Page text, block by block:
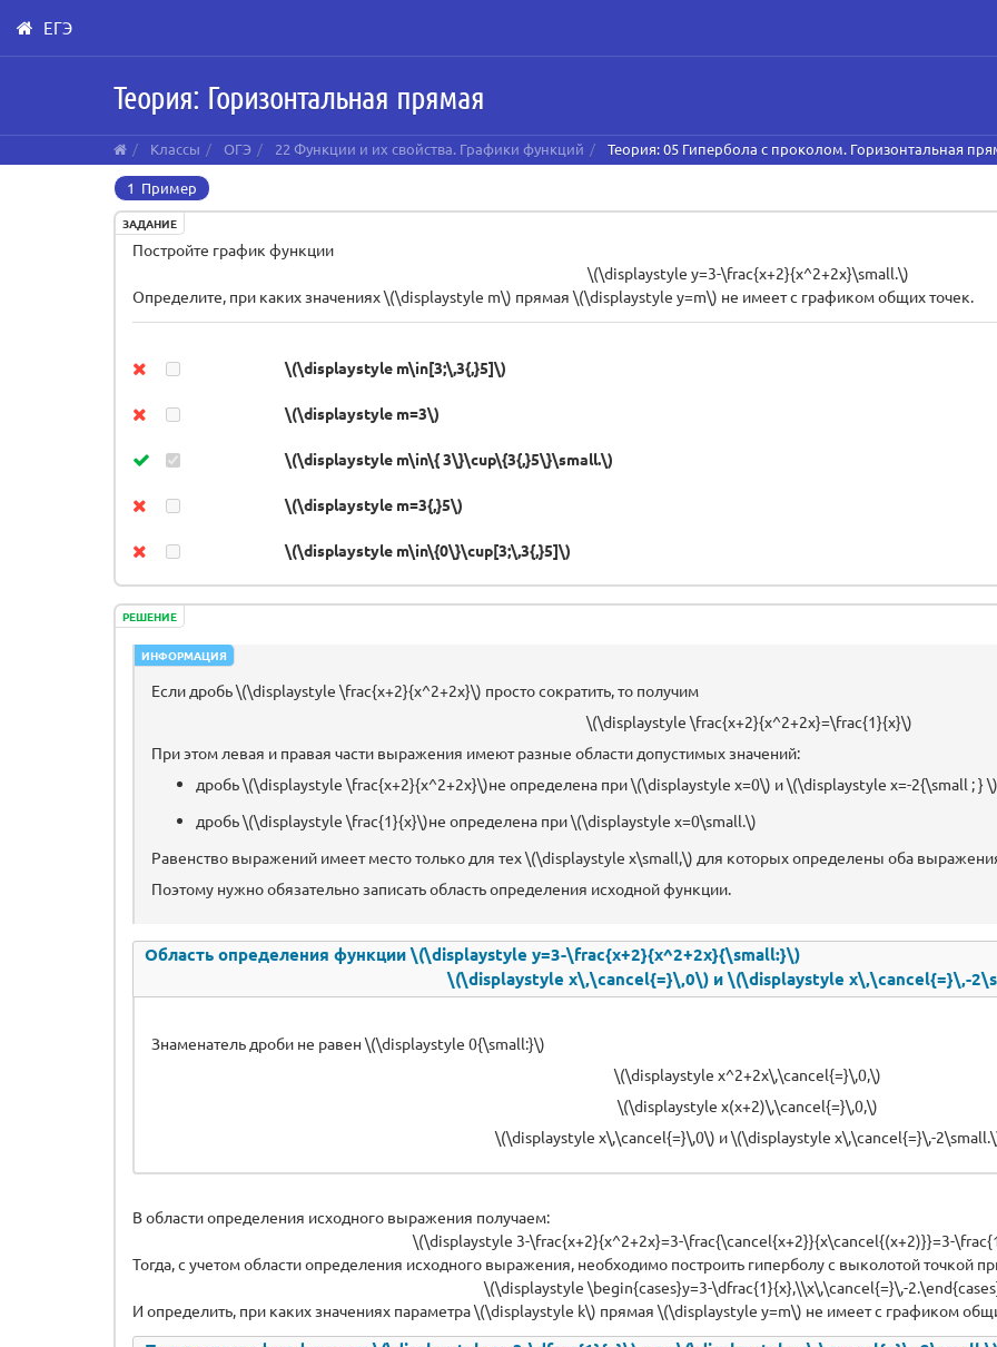
content
ЕГЭ
Теория: Горизонтальная прямая
Классы ОГЭ 22 Функции и их свойства. Графики функций Теория: 05 Гипербола с проколом. Горизонтальная
1 Пример
ЗАДАНИЕ
Постройте график функции
\(\displaystyle y=3-\frac{x+2}{x^2+2x}\small.\)
Определите, при каких значениях \(\displaystyle m\) прямая \(\displaystyle y=m\) не имеет с графиком общих точек.
\(\displaystyle m\in[3;\,3{,}5]\)
\(\displaystyle m=3\)
\(\displaystyle m\in\{ 3\}\cup\{3{,}5\}\small.\)
\(\displaystyle m=3{,}5\)
\(\displaystyle m\in\{0\}\cup[3;\,3{,}5]\)
РЕШЕНИЕ
ИНФОРМАЦИЯ
Если дробь \(\displaystyle \frac{x+2}{x^2+2x}\) просто сократить, то получим
\(\displaystyle \frac{x+2}{x^2+2x}=\frac{1}{x}\)
При этом левая и правая части выражения имеют разные области допустимых значений:
дробь \(\displaystyle \frac{x+2}{x^2+2x}\)не определена при \(\displaystyle x=0\) и \(\displaystyle x=-2{\small ; } \)
дробь \(\displaystyle \frac{1}{x}\)не определена при \(\displaystyle x=0\small.\)
Равенство выражений имеет место только для тех \(\displaystyle x\small,\) для которых определены оба
Поэтому нужно обязательно записать область определения исходной функции.
Область определения функции \(\displaystyle y=3-\frac{x+2}{x^2+2x}{\small:}\)
\(\displaystyle x\,\cancel{=}\,0\) и \(\displaystyle x\,\cancel{=}\,-
Знаменатель дроби не равен \(\displaystyle 0{\small:}\)
\(\displaystyle x^2+2x\,\cancel{=}\,0,\)
\(\displaystyle x(x+2)\,\cancel{=}\,0,\)
\(\displaystyle x\,\cancel{=}\,0\) и \(\displaystyle x\,\cancel{=}\,-
В области определения исходного выражения получаем:
\(\displaystyle 3-\frac{x+2}{x^2+2x}=3-\frac{\cancel{x+2}}{x\cancel{(x+2)}}=3-
Тогда, с учетом области определения исходного выражения, необходимо построить гиперболу с выколотой точкой
\(\displaystyle \begin{cases}y=3-\dfrac{1}{x},\\x\,\cancel{=}\,-
И определить, при каких значениях параметра \(\displaystyle k\) прямая \(\displaystyle y=m\) не имеет с графиком